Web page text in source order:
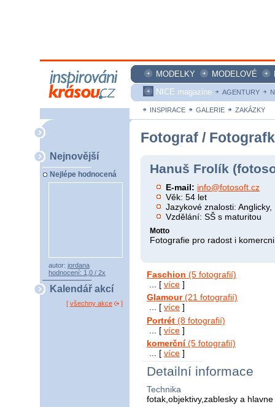
MODELKY MODELOVÉ
NICE magazine
AGENTURY
INSPIRACE GALERIE ZAKÁZKY
Nejnovější
Nejlépe hodnocená
autor: jordana
hodnocení: 1,0 / 2x
Kalendář akcí
[ všechny akce ]
Fotograf /
Hanuš Frolík
E-mail: info@fotosoft.cz
Věk: 54 let
Jazykové znalosti:
Vzdělání: SŠ s maturitou
Motto
Fotografie pro radost i
Faschion (5 fotografií)
... [ více ]
Glamour(21 fotografií)
... [ více ]
Portrét (8 fotografií)
... [ více ]
komerční(5 fotografií)
... [ více ]
Detailní informace
Technika
fotak,objektivy,zablesky a